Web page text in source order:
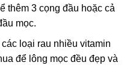
thêm 3 cọng đầu hoặc cả
mọc.
loại rau nhiều vitamin
để lông mọc đều đẹp và